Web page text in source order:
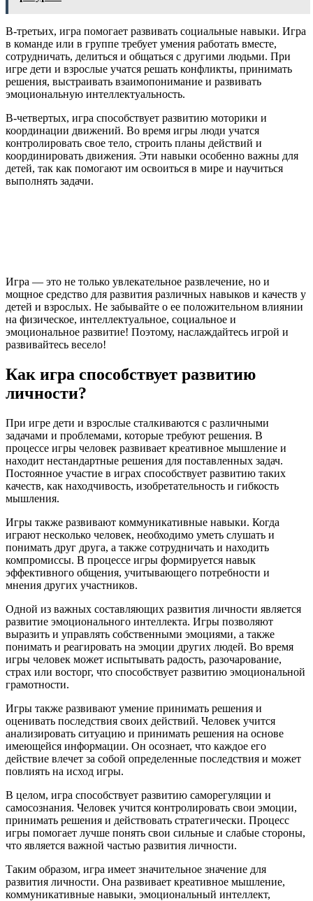
В-третьих, игра помогает развивать социальные навыки. Игра
в команде или в группе требует умения работать вместе,
сотрудничать, делиться и общаться с другими людьми. При
игре дети и взрослые учатся решать конфликты, принимать
решения, выстраивать взаимопонимание и развивать
эмоциональную интеллектуальность.
В-четвертых, игра способствует развитию моторики и
координации движений. Во время игры люди учатся
контролировать свое тело, строить планы действий и
координировать движения. Эти навыки особенно важны для
детей, так как помогают им освоиться в мире и научиться
выполнять задачи.
Игра — это не только увлекательное развлечение, но и
мощное средство для развития различных навыков и качеств у
детей и взрослых. Не забывайте о ее положительном влиянии
на физическое, интеллектуальное, социальное и
эмоциональное развитие! Поэтому, наслаждайтесь игрой и
развивайтесь весело!
Как игра способствует развитию
личности?
При игре дети и взрослые сталкиваются с различными
задачами и проблемами, которые требуют решения. В
процессе игры человек развивает креативное мышление и
находит нестандартные решения для поставленных задач.
Постоянное участие в играх способствует развитию таких
качеств, как находчивость, изобретательность и гибкость
мышления.
Игры также развивают коммуникативные навыки. Когда
играют несколько человек, необходимо уметь слушать и
понимать друг друга, а также сотрудничать и находить
компромиссы. В процессе игры формируется навык
эффективного общения, учитывающего потребности и
мнения других участников.
Одной из важных составляющих развития личности является
развитие эмоционального интеллекта. Игры позволяют
выразить и управлять собственными эмоциями, а также
понимать и реагировать на эмоции других людей. Во время
игры человек может испытывать радость, разочарование,
страх или восторг, что способствует развитию эмоциональной
грамотности.
Игры также развивают умение принимать решения и
оценивать последствия своих действий. Человек учится
анализировать ситуацию и принимать решения на основе
имеющейся информации. Он осознает, что каждое его
действие влечет за собой определенные последствия и может
повлиять на исход игры.
В целом, игра способствует развитию саморегуляции и
самосознания. Человек учится контролировать свои эмоции,
принимать решения и действовать стратегически. Процесс
игры помогает лучше понять свои сильные и слабые стороны,
что является важной частью развития личности.
Таким образом, игра имеет значительное значение для
развития личности. Она развивает креативное мышление,
коммуникативные навыки, эмоциональный интеллект,